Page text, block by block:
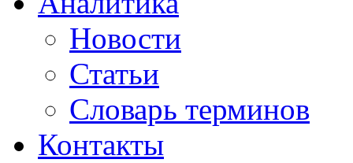
Новости
Статьи
Словарь терминов
Контакты